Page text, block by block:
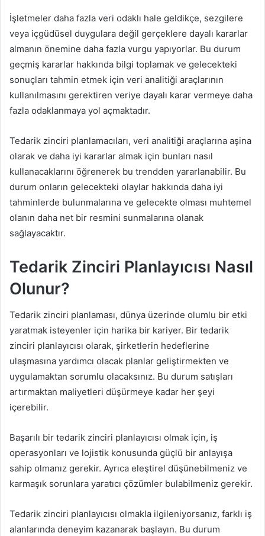
İşletmeler daha fazla veri odaklı hale geldikçe, sezgilere
veya içgüdüsel duygulara değil gerçeklere dayalı kararlar
almanın önemine daha fazla vurgu yapıyorlar. Bu durum
geçmiş kararlar hakkında bilgi toplamak ve gelecekteki
sonuçları tahmin etmek için veri analitiği araçlarının
kullanılmasını gerektiren veriye dayalı karar vermeye daha
fazla odaklanmaya yol açmaktadır.
Tedarik zinciri planlamacıları, veri analitiği araçlarına aşina
olarak ve daha iyi kararlar almak için bunları nasıl
kullanacaklarını öğrenerek bu trendden yararlanabilir. Bu
durum onların gelecekteki olaylar hakkında daha iyi
tahminlerde bulunmalarına ve gelecekte olması muhtemel
olanın daha net bir resmini sunmalarına olanak
sağlayacaktır.
Tedarik Zinciri Planlayıcısı Nasıl
Olunur?
Tedarik zinciri planlaması, dünya üzerinde olumlu bir etki
yaratmak isteyenler için harika bir kariyer. Bir tedarik
zinciri planlayıcısı olarak, şirketlerin hedeflerine
ulaşmasına yardımcı olacak planlar geliştirmekten ve
uygulamaktan sorumlu olacaksınız. Bu durum satışları
artırmaktan maliyetleri düşürmeye kadar her şeyi
içerebilir.
Başarılı bir tedarik zinciri planlayıcısı olmak için, iş
operasyonları ve lojistik konusunda güçlü bir anlayışa
sahip olmanız gerekir. Ayrıca eleştirel düşünebilmeniz ve
karmaşık sorunlara yaratıcı çözümler bulabilmeniz gerekir.
Tedarik zinciri planlayıcısı olmakla ilgileniyorsanız, farklı iş
alanlarında deneyim kazanarak başlayın. Bu durum